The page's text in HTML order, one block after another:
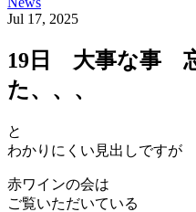
Jul 17, 2025
19日 大事な事
た、、、
と
わかりにくい見出しですが
赤ワインの会は
ご覧いただいている